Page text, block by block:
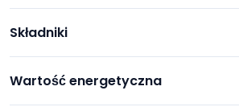
Składniki
Wartość energetyczna